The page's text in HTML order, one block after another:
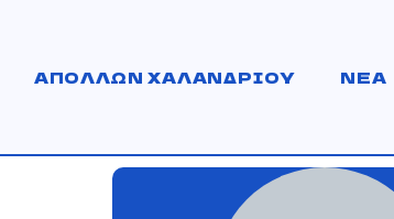
ΑΠΟΛΛΩΝ ΧΑΛΑΝΔΡΙΟΥ ΝΕΑ